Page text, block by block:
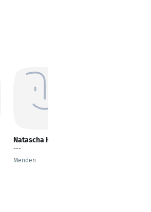
Natascha Keßeler
---
Menden